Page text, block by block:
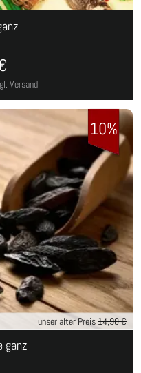
Versand
unser alter Preis14,90 €
ganz
10%